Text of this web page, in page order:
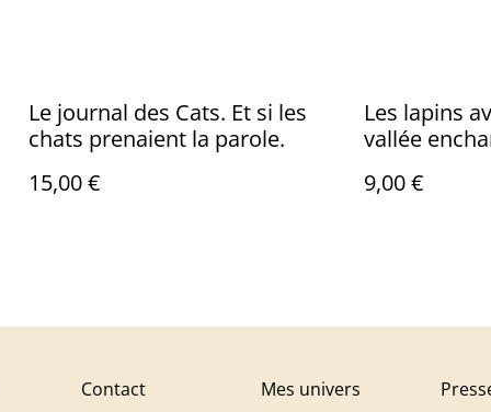
Le journal des Cats. Et si les
chats prenaient la parole.
15,00 €
Les lapins
vallée
9,00 €
Contact Mes univers